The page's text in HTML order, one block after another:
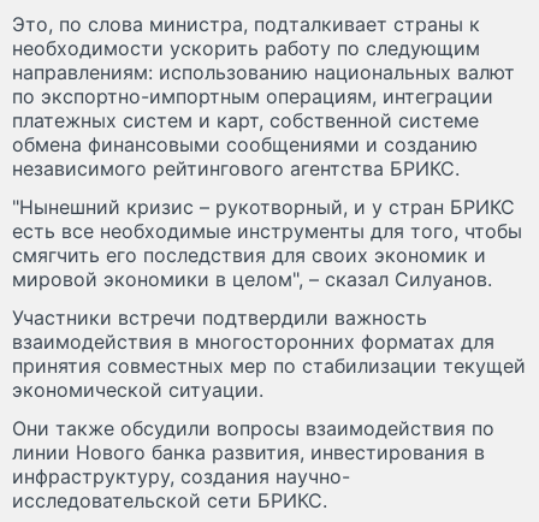
Это, по слова министра, подталкивает страны к
необходимости ускорить работу по следующим
направлениям: использованию национальных валют
по экспортно-импортным операциям, интеграции
платежных систем и карт, собственной системе
обмена финансовыми сообщениями и созданию
независимого рейтингового агентства БРИКС.
"Нынешний кризис – рукотворный, и у стран БРИКС
есть все необходимые инструменты для того, чтобы
смягчить его последствия для своих экономик и
мировой экономики в целом", – сказал Силуанов.
Участники встречи подтвердили важность
взаимодействия в многосторонних форматах для
принятия совместных мер по стабилизации текущей
экономической ситуации.
Они также обсудили вопросы взаимодействия по
линии Нового банка развития, инвестирования в
инфраструктуру, создания научно-
исследовательской сети БРИКС.